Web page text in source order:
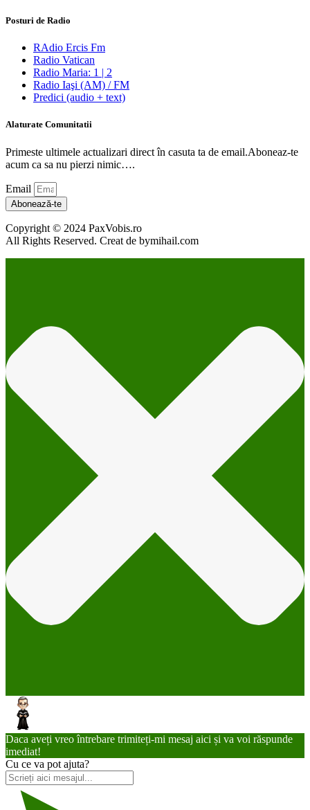
Posturi de Radio
RAdio Ercis Fm
Radio Vatican
Radio Maria: 1 | 2
Radio Iaşi (AM) / FM
Predici (audio + text)
Alaturate Comunitatii
Primeste ultimele actualizari direct în casuta ta de email.Aboneaz-te
acum ca sa nu pierzi nimic….
Email
Abonează-te
Copyright © 2024 PaxVobis.ro
All Rights Reserved. Creat de bymihail.com
Daca aveți vreo întrebare trimiteți-mi mesaj aici și va voi răspunde
imediat!
Cu ce va pot ajuta?